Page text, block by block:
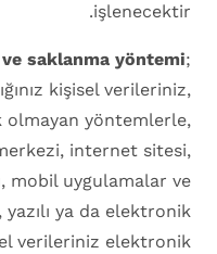
işlenecektir.
saklanma yöntemi;
kişisel verileriniz,
yöntemlerle,
internet sitesi,
mobil uygulamalar ve
ya da elektronik
verileriniz elektronik